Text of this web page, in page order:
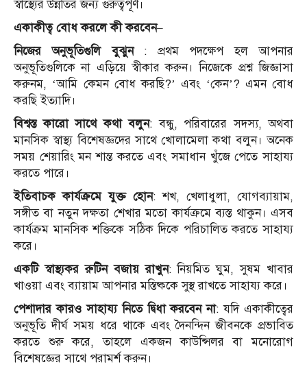
স্বাস্থ্যের উন্নতির জন্য গুরুত্বপূর্ণ।
একাকীত্ব বোধ করলে কী করবেন–
নিজের অনুভূতিগুলি বুঝুন: প্রথম পদক্ষেপ হল আপনার
অনুভূতিগুলিকে না এড়িয়ে স্বীকার করুন। নিজেকে প্রশ্ন জিজ্ঞাসা
করুনম, ‘আমি কেমন বোধ করছি?’ এবং ‘কেন’? এমন বোধ
করছি ইত্যাদি।
বিশ্বস্ত কারো সাথে কথা বলুন: বন্ধু, পরিবারের সদস্য, অথবা
মানসিক স্বাস্থ্য বিশেষজ্ঞদের সাথে খোলামেলা কথা বলুন। অনেক
সময় শেয়ারিং মন শান্ত করতে এবং সমাধান খুঁজে পেতে সাহায্য
করতে পারে।
ইতিবাচক কার্যক্রমে যুক্ত হোন: শখ, খেলাধুলা, যোগব্যায়াম,
সঙ্গীত বা নতুন দক্ষতা শেখার মতো কার্যক্রমে ব্যস্ত থাকুন। এসব
কার্যক্রম মানসিক শক্তিকে সঠিক দিকে পরিচালিত করতে সাহায্য
করে।
একটি স্বাস্থ্যকর রুটিন বজায় রাখুন: নিয়মিত ঘুম, সুষম খাবার
খাওয়া এবং ব্যায়াম আপনার মস্তিষ্ককে সুস্থ রাখতে সাহায্য করে।
পেশাদার কারও সাহায্য নিতে দ্বিধা করবেন না: যদি একাকীত্বের
অনুভূতি দীর্ঘ সময় ধরে থাকে এবং দৈনন্দিন জীবনকে প্রভাবিত
করতে শুরু করে, তাহলে একজন কাউন্সিলর বা মনোরোগ
বিশেষজ্ঞের সাথে পরামর্শ করুন।